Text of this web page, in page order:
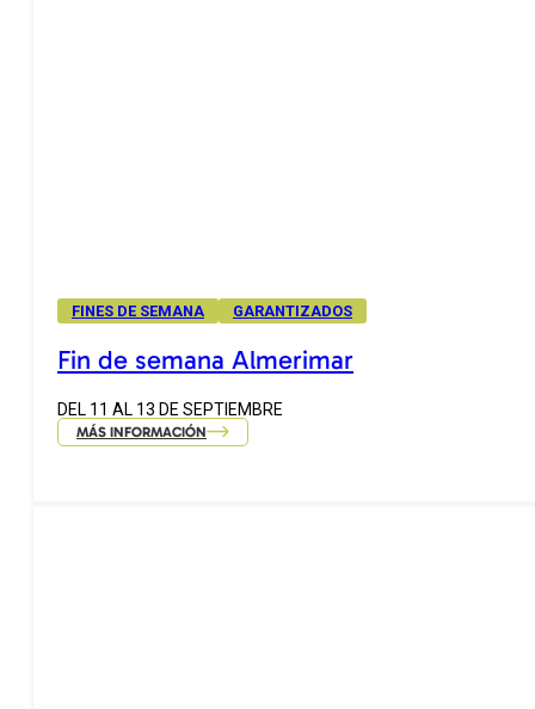
FINES DE SEMANA GARANTIZADOS
Fin de semana Almerimar
DEL 11 AL 13 DE SEPTIEMBRE
MÁS INFORMACIÓN